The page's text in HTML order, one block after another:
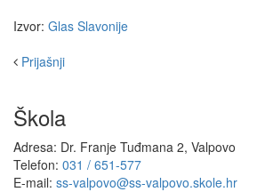
Izvor: Glas Slavonije
Prijašnji
Škola
Adresa: Dr. Franje Tuđmana 2, Valpovo
Telefon: 031 / 651-577
E-mail: ss-valpovo@ss-valpovo.skole.hr